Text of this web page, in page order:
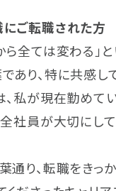
ご転職された方
ら全ては変わる」
あり、特に共感し
、私が現在勤めて
全社員が大切にし
通り、転職をきっ